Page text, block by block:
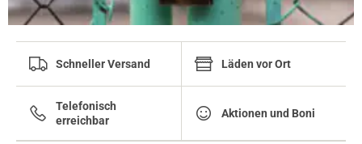
Schneller Versand Läden vor Ort
Telefonisch
erreichbar
Aktionen und Boni